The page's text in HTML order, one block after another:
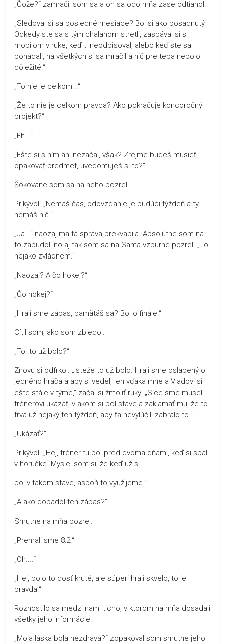
„Čože?“ zamračil som sa a on sa odo mňa zase odtiahol.
„Sledoval si sa posledné mesiace? Bol si ako posadnutý.
Odkedy ste sa s tým chalanom stretli, zaspával si s
mobilom v ruke, keď ti neodpisoval, alebo keď ste sa
pohádali, na všetkých si sa mračil a nič pre teba nebolo
dôležité.“
„To nie je celkom...“
„Že to nie je celkom pravda? Ako pokračuje koncoročný
projekt?“
„Eh...“
„Ešte si s ním ani nezačal, však? Zrejme budeš musieť
opakovať predmet, uvedomuješ si to?“
Šokovane som sa na neho pozrel.
Prikývol. „Nemáš čas, odovzdanie je budúci týždeň a ty
nemáš nič.“
„Ja...“ naozaj ma tá správa prekvapila. Absolútne som na
to zabudol, no aj tak som sa na Sama vzpurne pozrel. „To
nejako zvládnem.“
„Naozaj? A čo hokej?“
„Čo hokej?“
„Hrali sme zápas, pamätáš sa? Boj o finále!“
Cítil som, ako som zbledol.
„To..to už bolo?“
Znovu si odfrkol. „Isteže to už bolo. Hrali sme oslabený o
jedného hráča a aby si vedel, len vďaka mne a Vladovi si
ešte stále v týme,“ začal si žmoliť ruky. „Síce sme museli
trénerovi ukázať, v akom si bol stave a zaklamať mu, že to
trvá už nejaký ten týždeň, aby ťa nevylúčil, zabralo to.“
„Ukázať?“
Prikývol. „Hej, tréner tu bol pred dvoma dňami, keď si spal
v horúčke. Myslel som si, že keď už si
bol v takom stave, aspoň to využijeme.“
„A ako dopadol ten zápas?“
Smutne na mňa pozrel.
„Prehrali sme 8:2.“
„Oh....“
„Hej, bolo to dosť kruté, ale súperi hrali skvelo, to je
pravda.“
Rozhostilo sa medzi nami ticho, v ktorom na mňa dosadali
všetky jeho informácie.
„Moja láska bola nezdravá?“ zopakoval som smutne jeho